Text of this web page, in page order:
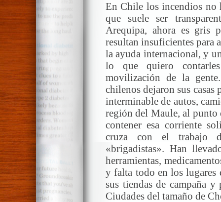
En Chile los incendios no
que suele ser
Arequipa, ahora es gris
resultan insuficientes para
la ayuda internacional, y
lo que quiero
movilización de la
chilenos dejaron sus casas
interminable de autos,
región del Maule, al punto
contener esa corriente
cruza con el trabajo
«brigadistas». Han
herramientas,
y falta todo en los
sus tiendas de campaña
Ciudades del tamaño de